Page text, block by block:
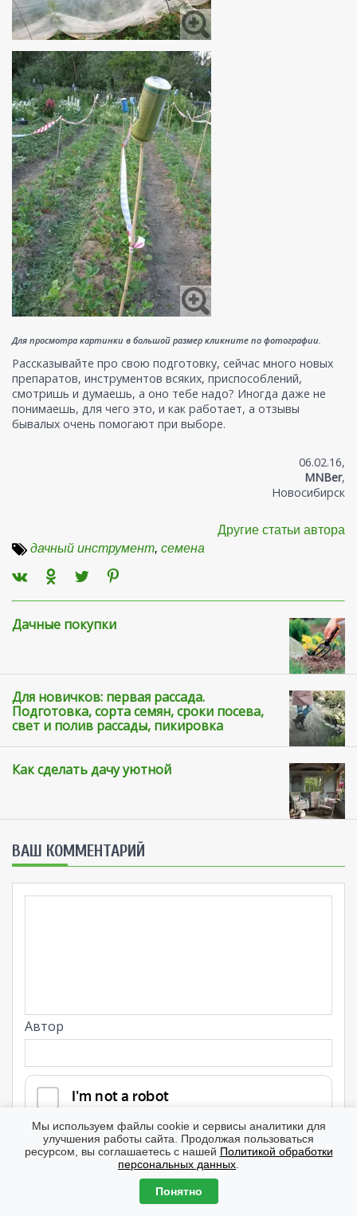
Для просмотра картинки в большой размер кликните по фотографии.
Рассказывайте про свою подготовку, сейчас много новых
препаратов, инструментов всяких, приспособлений,
смотришь и думаешь, а оно тебе надо? Иногда даже не
понимаешь, для чего это, и как работает, а отзывы
бывалых очень помогают при выборе.
06.02.16,
MNBer,
Новосибирск
Другие статьи автора
дачный инструмент, семена
Дачные покупки
Для новичков: первая рассада.
Подготовка, сорта семян, сроки посева,
свет и полив рассады, пикировка
Как сделать дачу уютной
ВАШ КОММЕНТАРИЙ
Автор
Для получения уведомлений об ответах необходимо
зарегистрироваться
Мы используем файлы cookie и сервисы аналитики для
улучшения работы сайта. Продолжая пользоваться
ресурсом, вы соглашаетесь с нашей Политикой обработки
персональных данных
Понятно